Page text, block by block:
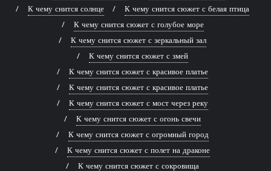
К чему снится солнце
К чему снится сюжет с белая птица
К чему снится сюжет с голубое море
К чему снится сюжет с зеркальный зал
К чему снится сюжет с змей
К чему снится сюжет с красивое платье
К чему снится сюжет с красивое платье
К чему снится сюжет с мост через реку
К чему снится сюжет с огонь свечи
К чему снится сюжет с огромный город
К чему снится сюжет с полет на драконе
К чему снится сюжет с сокровища